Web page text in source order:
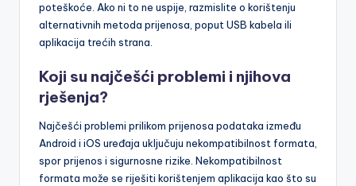
poteškoće. Ako ni to ne uspije, razmislite o korištenju
alternativnih metoda prijenosa, poput USB kabela ili
aplikacija trećih strana.
Koji su najčešći problemi i njihova
rješenja?
Najčešći problemi prilikom prijenosa podataka između
Android i iOS uređaja uključuju nekompatibilnost formata,
spor prijenos i sigurnosne rizike. Nekompatibilnost
formata može se riješiti korištenjem aplikacija kao što su